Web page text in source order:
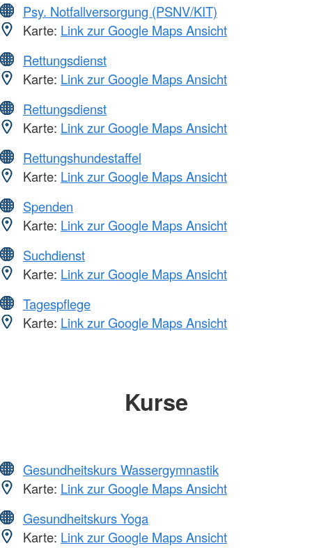
Psy. Notfallversorgung (PSNV/KIT)
Karte: Link zur Google Maps Ansicht
Rettungsdienst
Karte: Link zur Google Maps Ansicht
Rettungsdienst
Karte: Link zur Google Maps Ansicht
Rettungshundestaffel
Karte: Link zur Google Maps Ansicht
Spenden
Karte: Link zur Google Maps Ansicht
Suchdienst
Karte: Link zur Google Maps Ansicht
Tagespflege
Karte: Link zur Google Maps Ansicht
Kurse
Gesundheitskurs Wassergymnastik
Karte: Link zur Google Maps Ansicht
Gesundheitskurs Yoga
Karte: Link zur Google Maps Ansicht